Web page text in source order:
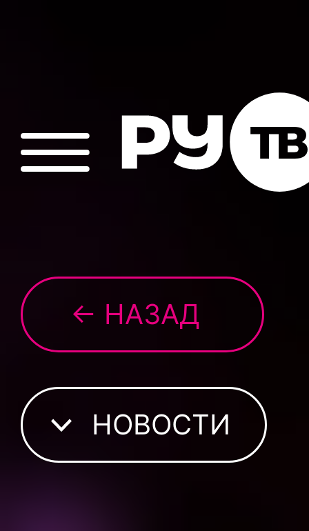
← НАЗАД
НОВОСТИ